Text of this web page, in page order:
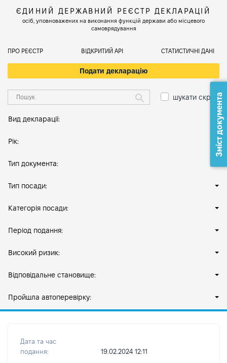
ЄДИНИЙ ДЕРЖАВНИЙ РЕЄСТР ДЕКЛАРАЦІЙ
осіб, уповноважених на виконання функцій держави або місцевого
самоврядування
ПРО РЕЄСТР ВІДКРИТИЙ АРІ СТАТИСТИЧНІ ДАНІ
Подати декларацію
шукати скрізь
Вид декларації:
Рік:
Тип документа:
Тип посади:
Категорія посади:
Період подання:
Високий ризик:
Відповідальне становище:
Пройшла автоперевірку:
Дата та час
подання:
19.02.2024 12:11
Зміст документа